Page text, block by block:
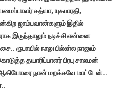
சத்யா, யுகபாரதி,
ஜாம்பவான்களும் இதில்
இருந்தாலும் நடிச்சி என்னை
ரூபாயில் நாலு பில்லர்ல நானும்
தயாரிப்பாளர் பிரபு சாலமன்
நான் மறக்கவே மாட்டேன்…